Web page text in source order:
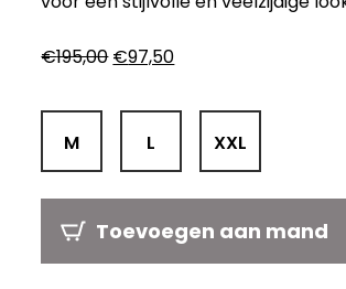
€195,00 Oorspronkelijke
was:
€195,00.
€97,50Huidige
is:
€97,50.
M L XXL
Toevoegen aan mand